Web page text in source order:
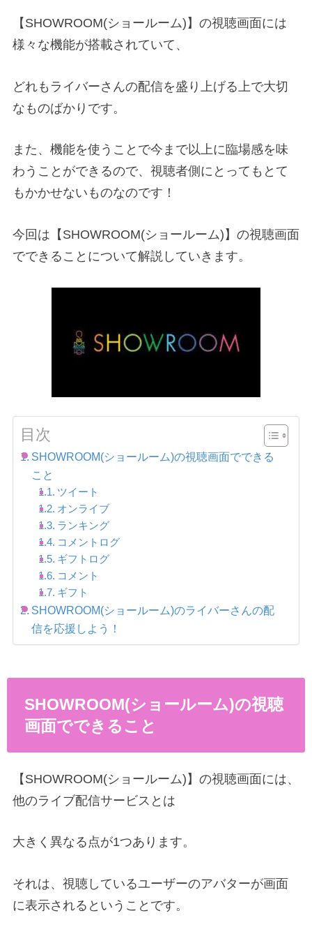
【SHOWROOM(ショールーム)】の視聴画面には
様々な機能が搭載されていて、
どれもライバーさんの配信を盛り上げる上で大切
なものばかりです。
また、機能を使うことで今まで以上に臨場感を味
わうことができるので、視聴者側にとってもとて
もかかせないものなのです！
今回は【SHOWROOM(ショールーム)】の視聴画面
でできることについて解説していきます。
目次
SHOWROOM(ショールーム)の視聴画面でできる
こと
ツイート
オンライブ
ランキング
コメントログ
ギフトログ
コメント
ギフト
SHOWROOM(ショールーム)のライバーさんの配
信を応援しよう！
SHOWROOM(ショールーム)の視聴
画面でできること
【SHOWROOM(ショールーム)】の視聴画面には、
他のライブ配信サービスとは
大きく異なる点が1つあります。
それは、視聴しているユーザーのアバターが画面
に表示されるということです。